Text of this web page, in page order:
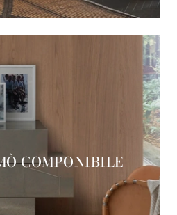
COMPONIBILE